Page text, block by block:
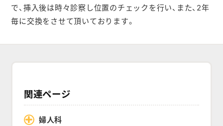
で、挿入後は時々診察し位置のチェックを行い、また、2年
毎に交換をさせて頂いております。
関連ページ
婦人科